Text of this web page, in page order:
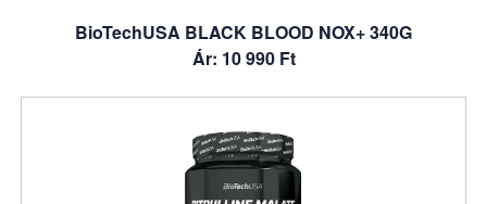
BioTechUSA BLACK BLOOD NOX+ 340G
Ár: 10 990 Ft